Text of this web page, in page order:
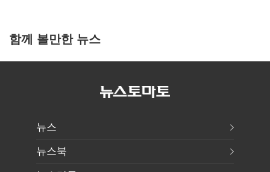
함께 볼만한 뉴스
뉴스
뉴스북